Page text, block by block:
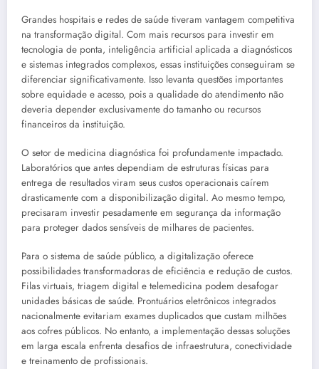
Grandes hospitais e redes de saúde tiveram vantagem competitiva
na transformação digital. Com mais recursos para investir em
tecnologia de ponta, inteligência artificial aplicada a diagnósticos
e sistemas integrados complexos, essas instituições conseguiram se
diferenciar significativamente. Isso levanta questões importantes
sobre equidade e acesso, pois a qualidade do atendimento não
deveria depender exclusivamente do tamanho ou recursos
financeiros da instituição.
O setor de medicina diagnóstica foi profundamente impactado.
Laboratórios que antes dependiam de estruturas físicas para
entrega de resultados viram seus custos operacionais caírem
drasticamente com a disponibilização digital. Ao mesmo tempo,
precisaram investir pesadamente em segurança da informação
para proteger dados sensíveis de milhares de pacientes.
Para o sistema de saúde público, a digitalização oferece
possibilidades transformadoras de eficiência e redução de custos.
Filas virtuais, triagem digital e telemedicina podem desafogar
unidades básicas de saúde. Prontuários eletrônicos integrados
nacionalmente evitariam exames duplicados que custam milhões
aos cofres públicos. No entanto, a implementação dessas soluções
em larga escala enfrenta desafios de infraestrutura, conectividade
e treinamento de profissionais.